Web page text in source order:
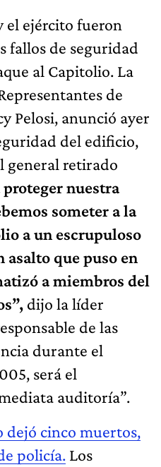
el ejército fueron
fallos de seguridad
al Capitolio. La
de
Pelosi, anunció ayer
del edificio,
general retirado
proteger nuestra
someter a la
a un escrupuloso
asalto que puso en
a miembros del
dijo la líder
de las
durante el
será el
auditoría”.
dejó cinco muertos,
policía. Los